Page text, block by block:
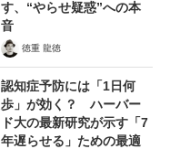
す、“やらせ疑惑”への本
音
徳重 龍徳
認知症予防には「1日何
歩」が効く？ ハーバー
ド大の最新研究が示す「7
年遅らせる」ための最適